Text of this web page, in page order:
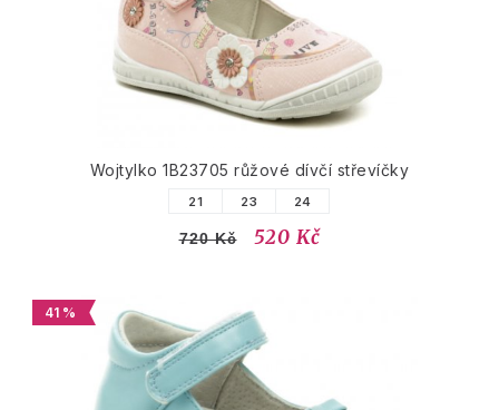
Wojtylko 1B23705 růžové dívčí střevíčky
21 23 24
720 Kč 520 Kč
41 %